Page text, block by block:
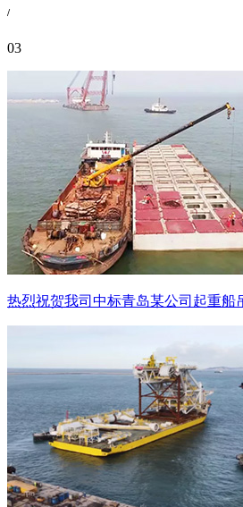
/
03
热烈祝贺我司中标青岛某公司起重船